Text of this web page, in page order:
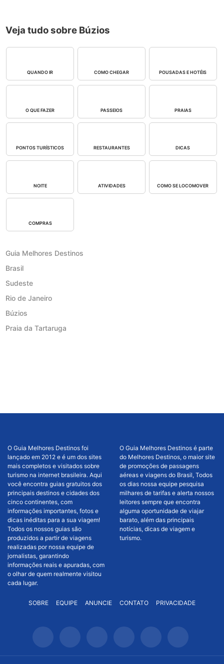
Veja tudo sobre Búzios
QUANDO IR COMO CHEGAR POUSADAS E HOTÉIS
O QUE FAZER PASSEIOS PRAIAS
PONTOS TURÍSTICOS RESTAURANTES DICAS
NOITE ATIVIDADES COMO SE LOCOMOVER
COMPRAS
Guia Melhores Destinos
Brasil
Sudeste
Rio de Janeiro
Búzios
Praia da Tartaruga
O Guia Melhores Destinos foi
lançado em 2012 e é um dos sites
mais completos e visitados sobre
turismo na internet brasileira. Aqui
você encontra guias gratuitos dos
principais destinos e cidades dos
cinco continentes, com
informações importantes, fotos e
dicas inéditas para a sua viagem!
Todos os nossos guias são
produzidos a partir de viagens
realizadas por nossa equipe de
jornalistas, garantindo
informações reais e apuradas, com
o olhar de quem realmente visitou
cada lugar.
O Guia Melhores Destinos é parte
do Melhores Destinos, o maior site
de promoções de passagens
aéreas e viagens do Brasil, Todos
os dias nossa equipe pesquisa
milhares de tarifas e alerta nossos
leitores sempre que encontra
alguma oportunidade de viajar
barato, além das principais
notícias, dicas de viagem e
turismo.
SOBRE EQUIPE ANUNCIE CONTATO PRIVACIDADE